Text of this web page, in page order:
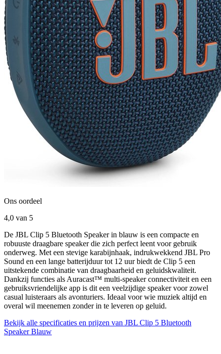
Ons oordeel
4,0 van 5
De JBL Clip 5 Bluetooth Speaker in blauw is een compacte en
robuuste draagbare speaker die zich perfect leent voor gebruik
onderweg. Met een stevige karabijnhaak, indrukwekkend JBL Pro
Sound en een lange batterijduur tot 12 uur biedt de Clip 5 een
uitstekende combinatie van draagbaarheid en geluidskwaliteit.
Dankzij functies als Auracast™ multi-speaker connectiviteit en een
gebruiksvriendelijke app is dit een veelzijdige speaker voor zowel
casual luisteraars als avonturiers. Ideaal voor wie muziek altijd en
overal wil meenemen zonder in te leveren op geluid.
Bekijk alle specificaties en prijzen van JBL Clip 5 Bluetooth
Speaker Blauw